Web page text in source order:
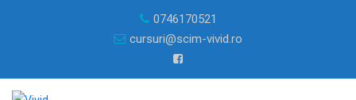
0746170521
cursuri@scim-vivid.ro